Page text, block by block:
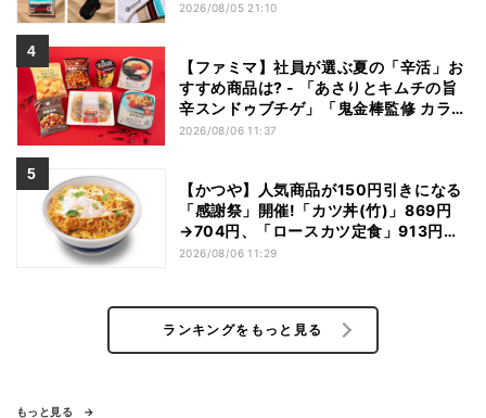
2026/08/05 21:10
【ファミマ】社員が選ぶ夏の「辛活」お
すすめ商品は? - 「あさりとキムチの旨
辛スンドゥブチゲ」「鬼金棒監修 カラシ
ビ焼き味噌らー麺」「辛さがやみつき!
2026/08/06 11:37
【かつや】人気商品が150円引きになる
「感謝祭」開催!「カツ丼(竹)」869円
→704円、「ロースカツ定食」913円
→748円に - 8日間限定
2026/08/06 11:29
ランキングをもっと見る
もっと見る